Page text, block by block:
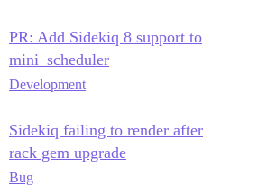
PR: Add Sidekiq 8 support to
mini_scheduler
Development
Sidekiq failing to render after
rack gem upgrade
Bug